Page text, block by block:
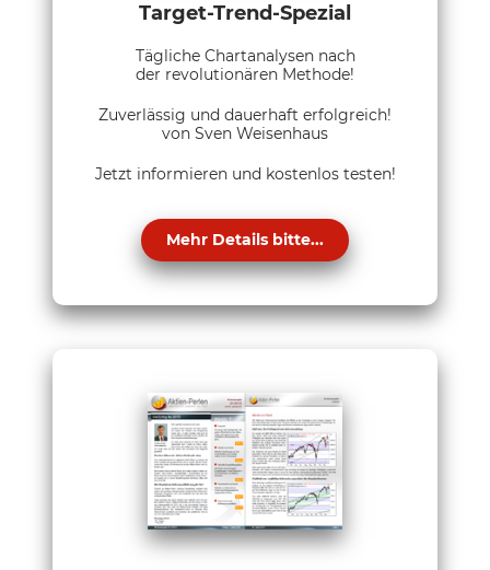
Target-Trend-Spezial
Tägliche Chartanalysen nach
der revolutionären Methode!
Zuverlässig und dauerhaft erfolgreich!
von Sven Weisenhaus
Jetzt informieren und kostenlos testen!
Mehr Details bitte...